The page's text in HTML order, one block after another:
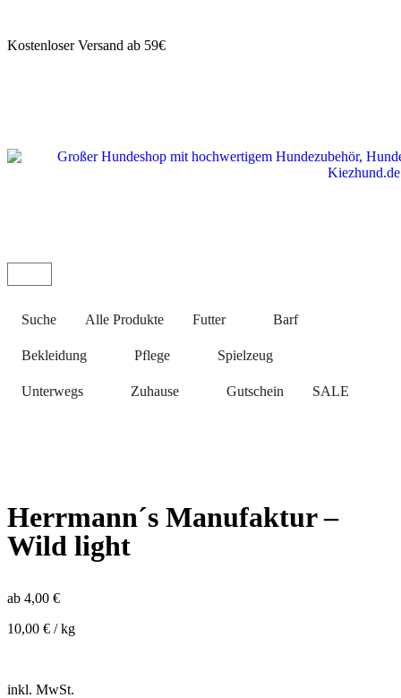
Kostenloser Versand ab 59€
Suche Alle Produkte Futter Barf
Bekleidung Pflege Spielzeug
Unterwegs Zuhause Gutschein SALE
Herrmann´s Manufaktur –
Wild light
ab 4,00 €
10,00 € /kg
inkl. MwSt.